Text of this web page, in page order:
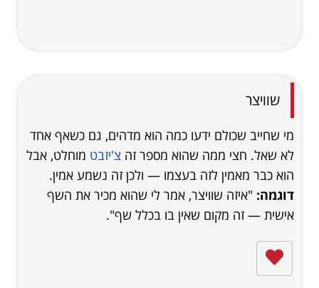
שוויצר
מי שחייב שכולם ידעו כמה הוא מדהים, גם כשאף אחד
לא שאל. חצי ממה שהוא מספר זה צ'יזבט מוחלט, אבל
הוא כבר מאמין לזה בעצמו — ולכן זה נשמע אמין.
דוגמה: "איזה שוויצר, אמר לי שהוא מכיר את השף
אישית — זה מקום שאין בו בכלל שף".